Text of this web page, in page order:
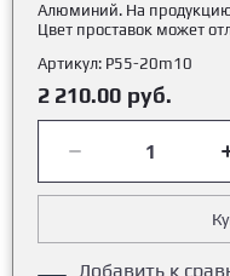
Алюминий. На
Цвет проставок может
Артикул: Р55-20m10
2 210.00 руб.
Добавить к